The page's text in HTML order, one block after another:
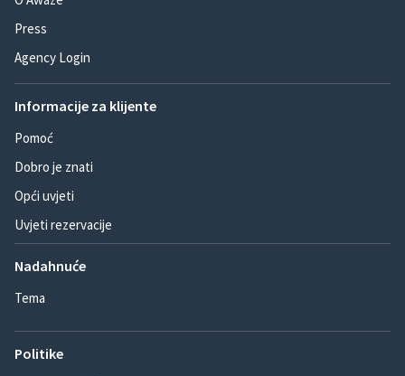
Press
Agency Login
Informacije za klijente
Pomoć
Dobro je znati
Opći uvjeti
Uvjeti rezervacije
Nadahnuće
Tema
Politike